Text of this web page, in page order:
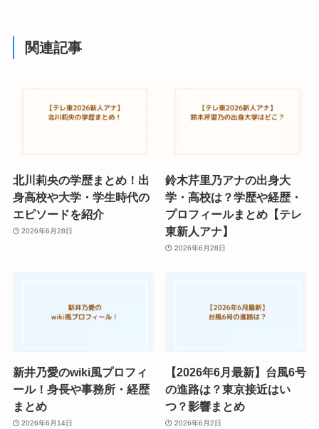
関連記事
北川莉央の学歴まとめ！出
身高校や大学・学生時代の
エピソードを紹介
2026年6月28日
鈴木芹里乃アナの出身大
学・高校は？学歴や経歴・
プロフィールまとめ【テレ
東新人アナ】
2026年6月28日
新井乃愛のwiki風プロフィ
ール！身長や事務所・経歴
まとめ
2026年6月14日
【2026年6月最新】台風6号
の進路は？東京接近はい
つ？影響まとめ
2026年6月2日